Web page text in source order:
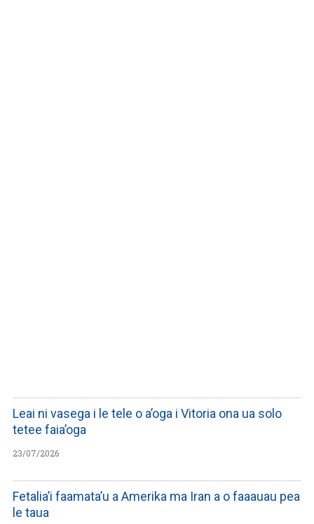
Leai ni vasega i le tele o a’oga i Vitoria ona ua solo
tetee faia’oga
23/07/2026
Fetalia’i faamata’u a Amerika ma Iran a o faaauau pea
le taua